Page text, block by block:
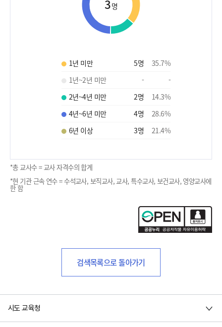
3명
1년 미만 5명 35.7%
1년~2년 미만
-
-
2년~4년 미만
2명 14.3%
4년~6년 미만
4명 28.6%
6년 이상
3명 21.4%
*총 교사수 = 교사 자격수의 합계
*현 기관 근속 연수 = 수석교사, 보직교사, 교사, 특수교사, 보건교사, 영양교사에
한 함
검색목록으로 돌아가기
시도 교육청